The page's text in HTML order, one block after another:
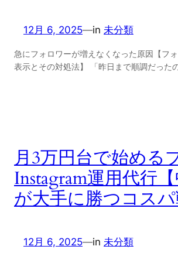
12月 6, 2025—in 未分類
急にフォロワーが増えなくなった原因【フ
表示とその対処法】 「昨日まで順調だった
月3万円台で始める
Instagram運用代行
が大手に勝つコス
12月 6, 2025—in 未分類